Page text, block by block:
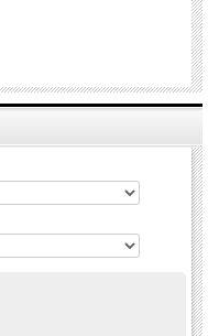
ルオーバースウェット
、襟が高めのデザイン
ジップポケットを配
た。
性がある一着。